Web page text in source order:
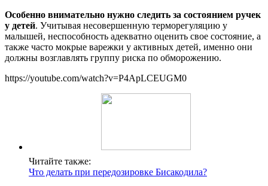
Особенно внимательно нужно следить за состоянием ручек
у детей. Учитывая несовершенную терморегуляцию у
малышей, неспособность адекватно оценить свое состояние, а
также часто мокрые варежки у активных детей, именно они
должны возглавлять группу риска по обморожению.
https://youtube.com/watch?v=P4ApLCEUGM0
Читайте также:
Что делать при передозировке Бисакодила?